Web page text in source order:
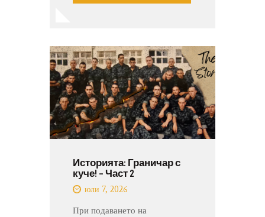
Историята: Граничар с
куче! – Част 2
юли 7, 2026
При подаването на